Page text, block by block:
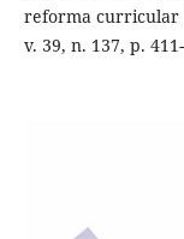
reforma curricular
v. 39, n. 137, p.